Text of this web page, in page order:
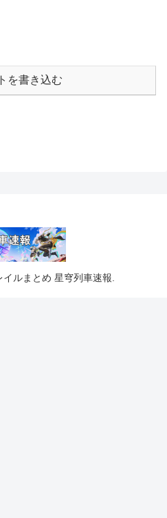
を書き込む
ルまとめ 星穹列車速報.